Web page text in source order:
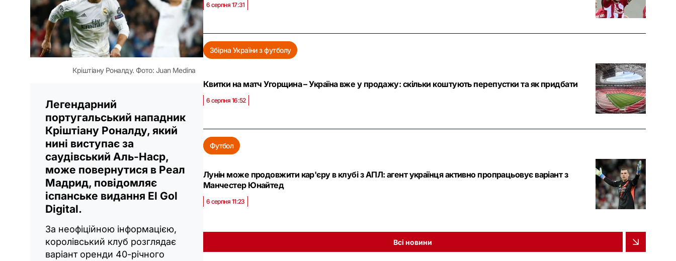
Кріштіану Роналду. Фото: Juan Medina
Легендарний
португальський нападник
Кріштіану Роналду, який
нині виступає за
саудівський Аль-Наср,
може повернутися в Реал
Мадрид, повідомляє
іспанське видання El Gol
Digital.
За неофіційною інформацією,
королівський клуб розглядає
варіант оренди 40-річного
6 серпня 17:31
Збірна України з футболу
Квитки на матч Угорщина – Україна вже у продажу: скільки коштують перепустки та як придбати
6 серпня 16:52
Футбол
Лунін може продовжити кар'єру в клубі з АПЛ: агент українця активно пропрацьовує варіант з
Манчестер Юнайтед
6 серпня 11:23
Всі новини